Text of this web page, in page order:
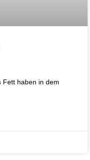
Fett haben in dem